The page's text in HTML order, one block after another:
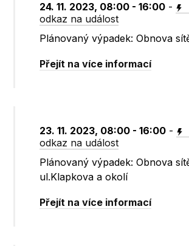
24. 11. 2023, 08:00 - 16:00 -
odkaz na událost
Plánovaný výpadek: Obnova
Přejít na více informací
23. 11. 2023, 08:00 - 16:00 -
odkaz na událost
Plánovaný výpadek: Obnova
ul.Klapkova a okolí
Přejít na více informací